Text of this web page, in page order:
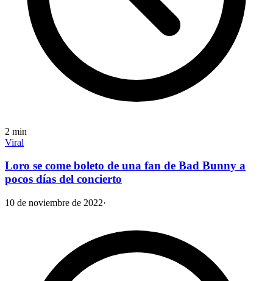
2 min
Viral
Loro se come boleto de una fan de Bad Bunny a
pocos días del concierto
10 de noviembre de 2022·